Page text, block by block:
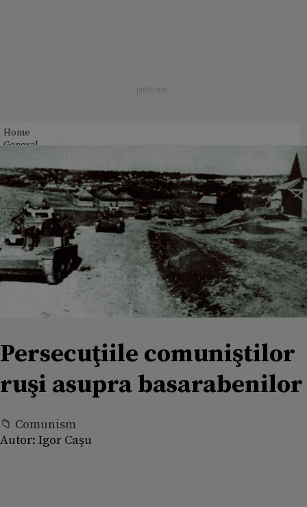
Home
General
Persecuţiile comuniştilor
ruşi asupra basarabenilor
📁 Comunism
Autor: Igor Caşu